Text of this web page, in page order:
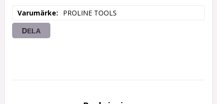
Varumärke PROLINE TOOLS
DELA